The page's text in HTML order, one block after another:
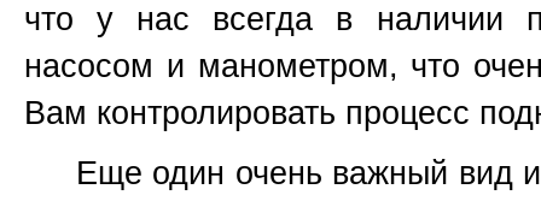
что у нас всегда в наличии
насосом и манометром, что
Вам контролировать процесс
Еще один очень важный вид